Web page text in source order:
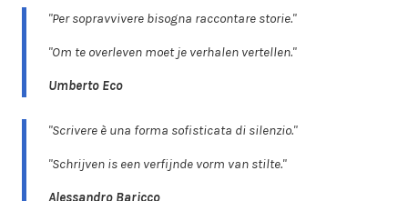
"Per sopravvivere bisogna raccontare storie."
"Om te overleven moet je verhalen vertellen."
Umberto Eco
"Scrivere è una forma sofisticata di silenzio."
"Schrijven is een verfijnde vorm van stilte."
Alessandro Baricco